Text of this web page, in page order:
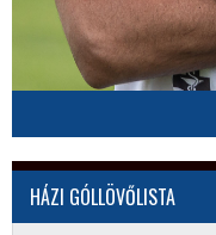
HÁZI GÓLLÖVŐLISTA